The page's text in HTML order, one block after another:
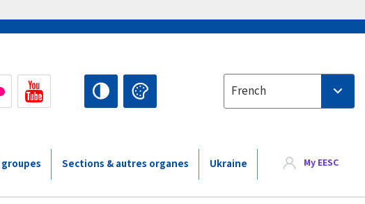
Select your language
French
Sections & autres organes Ukraine My EESC